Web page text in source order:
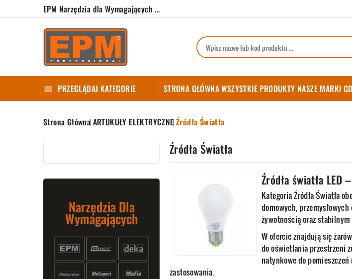
EPM Narzędzia dla Wymagających ...
 PRZEGLĄDAJ KATEGORIE STRONA GŁÓWNAWSZYSTKIE PRODUKTY NASZE MARKI
Strona Główna ARTUKUŁY ELEKTRYCZNEŹródła Światła
Narzędzia Dla
Wymagających
Źródła Światła
Źródła światła
Kategoria Źródła Światła
domowych,
żywotnością oraz
W ofercie znajdują się
do oświetlania przestrzeni
natynkowe do
zastosowania.